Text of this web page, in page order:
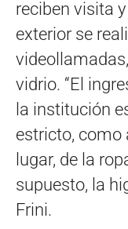
reciben visita
exterior se
vidrio. “El
la institución
estricto, como
lugar, de la
supuesto, la
Frini.